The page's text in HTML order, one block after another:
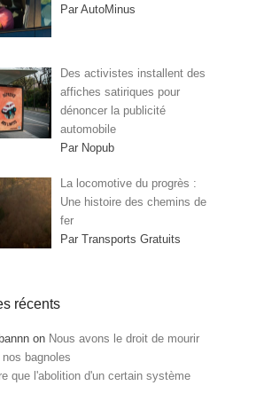
Par AutoMinus
Des activistes installent des
affiches satiriques pour
dénoncer la publicité
automobile
Par Nopub
La locomotive du progrès :
Une histoire des chemins de
fer
Par Transports Gratuits
récents
on Nous avons le droit de mourir
bagnoles
que l'abolition d'un certain système